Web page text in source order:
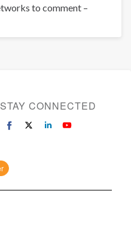
to comment –
STAY CONNECTED